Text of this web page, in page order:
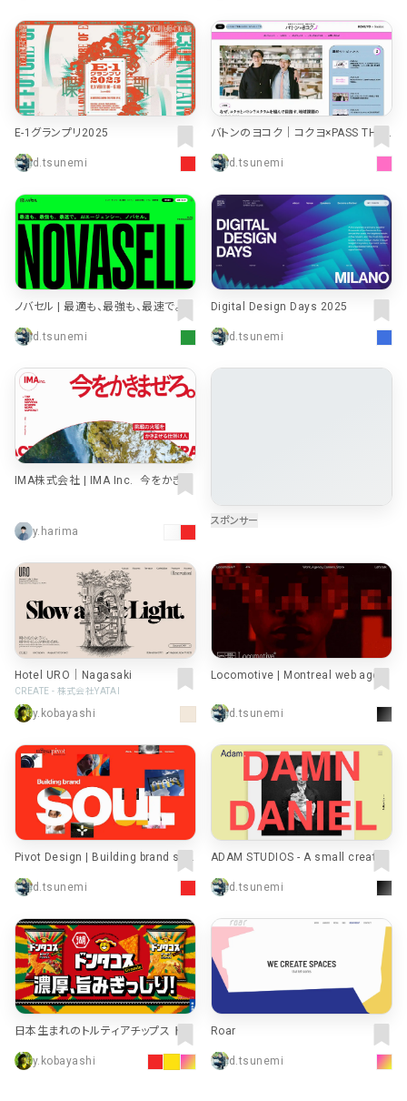
E-1グランプリ2025
d.tsunemi
バトンのヨコク｜コクヨ×PASS THE
d.tsunemi
ノバセル | 最適も、最強も、最速で。AI
d.tsunemi
Digital Design Days 2025
d.tsunemi
IMA株式会社 | IMA Inc. 今をかきま
y.harima
Hotel URO｜Nagasaki
CREATE - 株式会社YATAI
y.kobayashi
Locomotive | Montreal web agen
d.tsunemi
Pivot Design | Building brand sou
d.tsunemi
ADAM STUDIOS - A small creative
d.tsunemi
日本生まれのトルティアチップス ドン
y.kobayashi
Roar
d.tsunemi